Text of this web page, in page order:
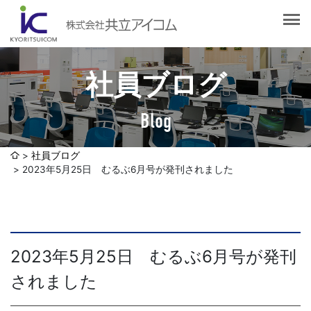
社員ブログ
Blog
会社概要
社長挨拶
企業理念
沿革
認証取得
選ばれる理由
サービス紹介
Web制作・ホームページ制作
発送代行・全国流通（ロジスティクス）
デジタルコンテンツ制作・撮影・その他
社員ブログ
社員ブログ
2023年5月25日 むるぶ6月号が発刊されました
2023年5月25日 むるぶ6月号が発刊
されました